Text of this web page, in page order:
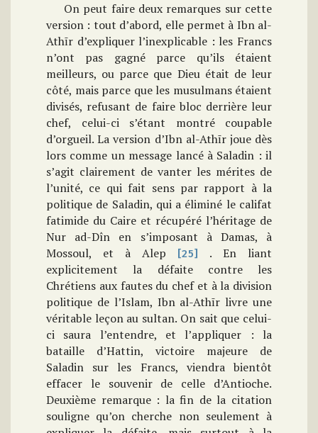
On peut faire deux remarques sur cette
version : tout d’abord, elle permet à Ibn al-
Athīr d’expliquer l’inexplicable : les Francs
n’ont pas gagné parce qu’ils étaient
meilleurs, ou parce que Dieu était de leur
côté, mais parce que les musulmans étaient
divisés, refusant de faire bloc derrière leur
chef, celui-ci s’étant montré coupable
d’orgueil. La version d’Ibn al-Athīr joue dès
lors comme un message lancé à Saladin : il
s’agit clairement de vanter les mérites de
l’unité, ce qui fait sens par rapport à la
politique de Saladin, qui a éliminé le califat
fatimide du Caire et récupéré l’héritage de
Nur ad-Dîn en s’imposant à Damas, à
Mossoul, et à Alep
[25]
. En liant
explicitement la défaite contre les
Chrétiens aux fautes du chef et à la division
politique de l’Islam, Ibn al-Athīr livre une
véritable leçon au sultan. On sait que celui-
ci saura l’entendre, et l’appliquer : la
bataille d’Hattin, victoire majeure de
Saladin sur les Francs, viendra bientôt
effacer le souvenir de celle d’Antioche.
Deuxième remarque : la fin de la citation
souligne qu’on cherche non seulement à